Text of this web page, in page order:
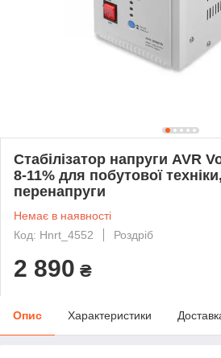
Стабілізатор напруги AVR
8-11% для побутової
перенапруги
Немає в наявності
Код: Hnrt_4552
Роздріб
2 890 ₴
Опис Характеристики